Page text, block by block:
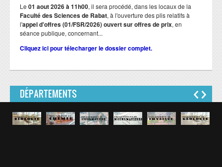
Le 01 aout 2026 à 11h00, il sera procédé, dans les locaux de la
Faculté des Sciences de Rabat, à l'ouverture des plis relatifs à
l'appel d'offres (01/FSR/2026) ouvert sur offres de prix, en
séance publique, concernant...
Cliquez ici pour télecharger le dossier complet.
DÉPARTEMENTS